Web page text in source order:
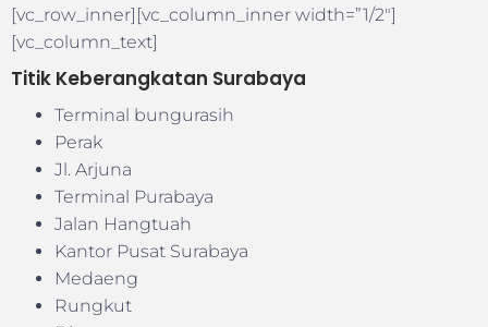
[vc_row_inner][vc_column_inner width=”1/2″]
[vc_column_text]
Titik Keberangkatan Surabaya
Terminal bungurasih
Perak
Jl. Arjuna
Terminal Purabaya
Jalan Hangtuah
Kantor Pusat Surabaya
Medaeng
Rungkut